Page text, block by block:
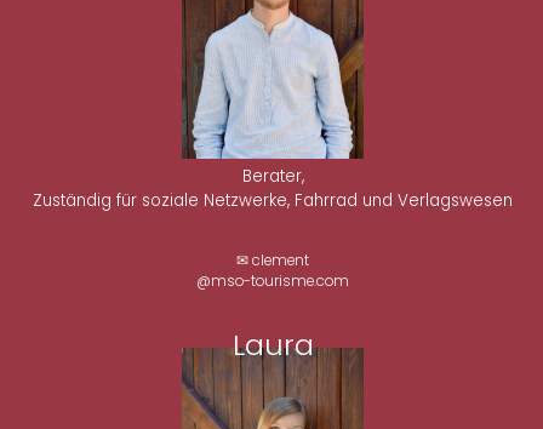
Berater,
Zuständig für soziale Netzwerke, Fahrrad und Verlagswesen
✉ clement
@mso-tourisme.com
Laura